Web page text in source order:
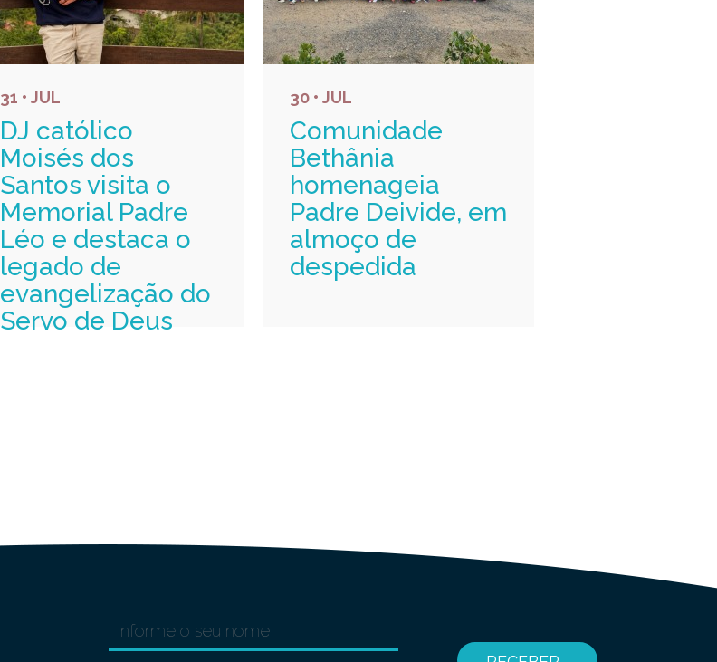
31 • JUL
DJ católico
Moisés dos
Santos visita o
Memorial Padre
Léo e destaca o
legado de
evangelização do
Servo de Deus
30 • JUL
Comunidade
Bethânia
homenageia
Padre Deivide, em
almoço de
despedida